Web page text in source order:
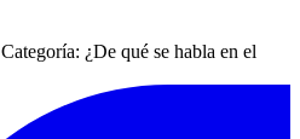
Categoría: ¿De qué se habla en el